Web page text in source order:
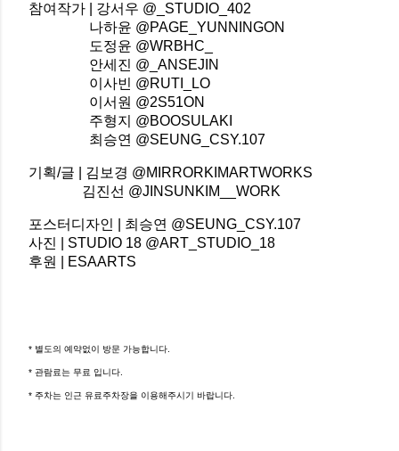
참여작가 | 강서우 @_STUDIO_402
나하윤 @PAGE_YUNNINGON
도정윤 @WRBHC_
안세진 @_ANSEJIN
이사빈 @RUTI_LO
이서원 @2S51ON
주형지 @BOOSULAKI
최승연 @SEUNG_CSY.107
기획/글 | 김보경 @MIRRORKIMARTWORKS
김진선 @JINSUNKIM__WORK
포스터디자인 | 최승연 @SEUNG_CSY.107
사진 | STUDIO 18 @ART_STUDIO_18
후원 | ESAARTS
* 별도의 예약없이 방문 가능합니다.
* 관람료는 무료 입니다.
* 주차는 인근 유료주차장을 이용해주시기 바랍니다.